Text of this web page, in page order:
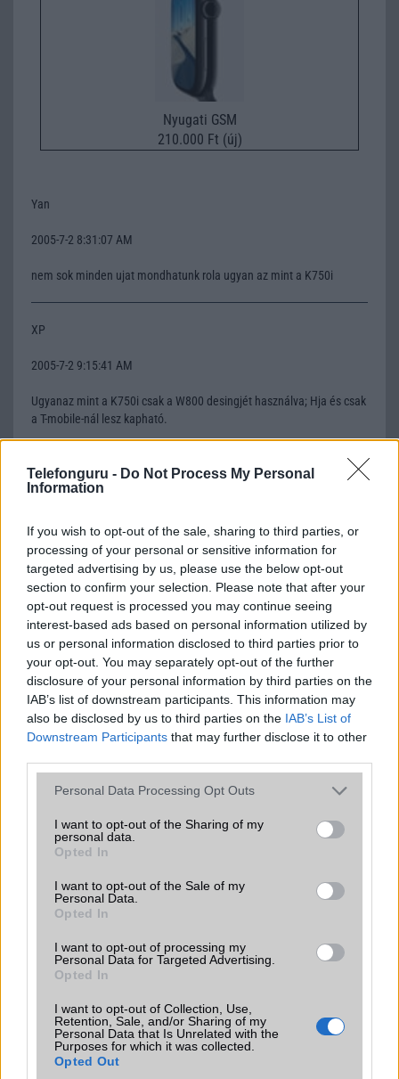
Telefonguru - Do Not Process My Personal
Information
If you wish to opt-out of the sale, sharing to third parties, or
processing of your personal or sensitive information for
targeted advertising by us, please use the below opt-out
section to confirm your selection. Please note that after your
opt-out request is processed you may continue seeing
interest-based ads based on personal information utilized by
us or personal information disclosed to third parties prior to
your opt-out. You may separately opt-out of the further
disclosure of your personal information by third parties on the
IAB’s list of downstream participants. This information may
also be disclosed by us to third parties on the IAB’s List of
Downstream Participants that may further disclose it to other
Please note that this website/app uses one or more Google
not limited to your visit or usage behaviour. You may click to
grant or deny consent to Google and its third-party tags to
use your data for below specified purposes in below Google
consent section.
Personal Data Processing Opt Outs
I want to opt-out of the Sharing of my
personal data.
Opted In
I want to opt-out of the Sale of my
Personal Data.
Opted In
I want to opt-out of processing my
Personal Data for Targeted Advertising.
Opted In
I want to opt-out of Collection, Use,
Retention, Sale, and/or Sharing of my
Personal Data that Is Unrelated with the
Purposes for which it was collected.
Opted Out
Nyugati GSM
210.000 Ft (új)
Yan
2005-7-2 8:31:07 AM
nem sok minden ujat mondhatunk rola ugyan az mint a K750i
XP
2005-7-2 9:15:41 AM
Ugyanaz mint a K750i csak a W800 desingjét használva; Hja és csak
a T-mobile-nál lesz kapható.
Fülesmackó
Ez a K750i T-mobile-os változata, csak a hátulja egy kicsit
más.Remélem így lesz:SonyEricsson W800i-Pannon Nem
biztosSonyEricsson D750i-T-mobile Még nem j +SonyEricsson K750i-
Vodafone Megjelent
ChaosLord(
2005-7-2 11:23:42 AM
Fülesmackó: A proféta beszéljen belõled jo lene ha a W800i
pannonos lenne de lehet h várok addig míg függetlenül meg lesz :)
ChaosLord(
2005-7-2 11:31:33 AM
dizájnú mobil mondjuk h majdnem ugyanazzal a tudással és így az
ember kiválaszthatja az ízlésének a megfelelõt. Én személy szerint
W800i-t választanám mert nagyon mp3 és FM rádió "örült" vagyok :))
tsaba
2005-7-2 12:50:39 PM
már csak az a kérdés hogy mikor kaphatjuk meg és mennyiért.